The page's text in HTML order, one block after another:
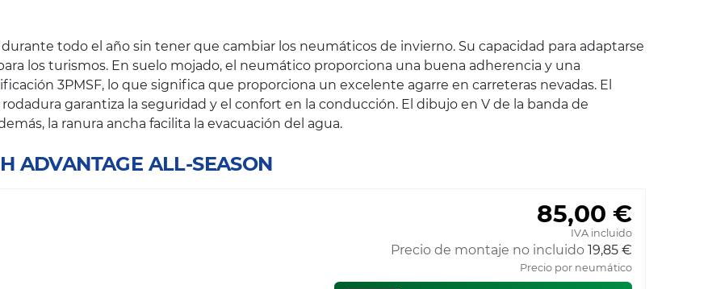
todo el año sin tener que cambiar los neumáticos de invierno. Su capacidad para adaptarse
los turismos. En suelo mojado, el neumático proporciona una buena adherencia y una
3PMSF, lo que significa que proporciona un excelente agarre en carreteras nevadas. El
garantiza la seguridad y el confort en la conducción. El dibujo en V de la banda de
la ranura ancha facilita la evacuación del agua.
ADVANTAGE ALL-SEASON
85,00 €
IVA incluido
Precio de montaje no incluido 19,85 €
Precio por neumático